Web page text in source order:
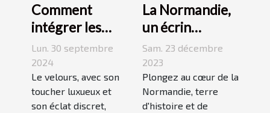
Comment
intégrer les
accessoires en
velours dans
votre quotidien
Lun. 30 septembre
2024
Le velours, avec son
toucher luxueux et
son éclat discret,
La Normandie,
un écrin
historique pour
des
événements
mémorables
Sam. 23 décembre
2023
Plongez au cœur de la
Normandie, terre
d'histoire et de